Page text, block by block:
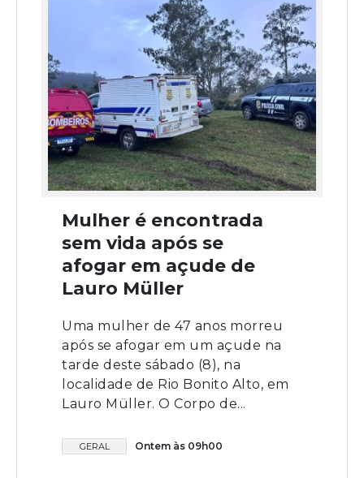
Mulher é encontrada
sem vida após se
afogar em açude de
Lauro Müller
Uma mulher de 47 anos morreu
após se afogar em um açude na
tarde deste sábado (8), na
localidade de Rio Bonito Alto, em
Lauro Müller. O Corpo de...
GERAL Ontem às 09h00